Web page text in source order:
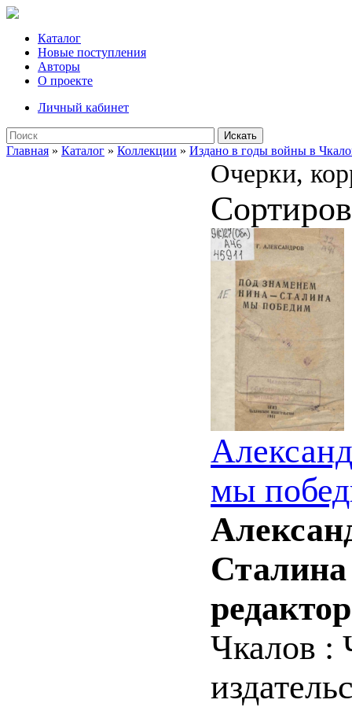
Каталог
Новые поступления
Авторы
О проекте
Личный кабинет
Искать
Главная » Каталог » Коллекции » Издано в годы войны в
Очерки,
мы
Чкалов :